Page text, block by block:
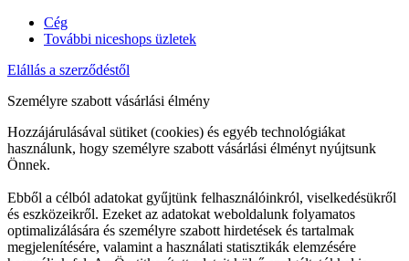
Cég
További niceshops üzletek
Elállás a szerződéstől
Személyre szabott vásárlási élmény
Hozzájárulásával sütiket (cookies) és egyéb technológiákat
használunk, hogy személyre szabott vásárlási élményt nyújtsunk
Önnek.
Ebből a célból adatokat gyűjtünk felhasználóinkról, viselkedésükről
és eszközeikről. Ezeket az adatokat weboldalunk folyamatos
optimalizálására és személyre szabott hirdetések és tartalmak
megjelenítésére, valamint a használati statisztikák elemzésére